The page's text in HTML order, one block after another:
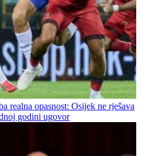
realna opasnost: Osijek ne rješava
godini ugovor